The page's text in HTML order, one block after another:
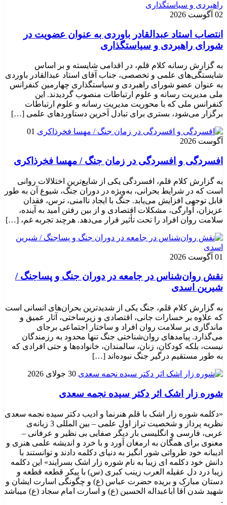
02 آگوست 2026
انتصاب استاد عبدالقادر باوردی به عنوان عضویت در
شورای راهبردی و سیاستگذاری
به گزارش رسانه کلام قلم، در اقدامی شایسته و بر اساس
شایستگی‌های علمی و تخصصی، جناب آقای استاد عبدالقادر باوردی
به عنوان عضو شورای راهبردی و سیاستگذاری چهارمین کنفرانس
ملی مدیریت رسانه و علوم ارتباطات منصوب گردیدند. این
کنفرانس ملی که با محوریت مدیریت رسانه و علوم ارتباطات
برگزار می‌شود، بستری برای تبادل آخرین دستاوردهای علمی […]
01
آگوست 2026
افسردگی و افسردگی در زمان جنگ / مهسا فخرذاکری
به گزارش کلام قلم، افسردگی یکی از شایع‌ترین اختلالات روانی
است که در شرایط بحرانی، به‌ویژه در دوران جنگ، شیوع آن به طور
قابل توجهی افزایش می‌یابد. جنگ با ایجاد ناامنی، ترس، فقدان
عزیزان، آوارگی، مشکلات اقتصادی و از بین رفتن امید به آینده،
سلامت روان افراد را تحت تأثیر قرار می‌دهد. هرچند تجربه غم، […]
01 آگوست 2026
نقش روان‌شناس در جامعه در دوران جنگ و پساجنگ /
شیرین اسدی
به گزارش کلام قلم، جنگ یکی از شدیدترین بحران‌های انسانی است
که علاوه بر خسارات جانی، اقتصادی و زیرساختی، آثار عمیق و
ماندگاری بر سلامت روان افراد و ساختار اجتماعی برجای
می‌گذارد. پیامدهای روان‌شناختی جنگ تنها محدود به رزمندگان
نیست، بلکه کودکان، زنان، سالمندان، خانواده‌ها و حتی افرادی که
به طور مستقیم درگیر جنگ نبوده‌اند […]
30 جولای 2026
شوره زار اشک اثر دکتر سیده نجمه سعدی
«دکلمه شوره زار اشک با قلم هنرنما و ادیب دکتر سیده نجمه سعدی
نظریه پرداز و شخصیت تراز اول علمی – بین المللی 3 زبانه‌ی
عربی، فارسی و انگلیسی بار دیگر صفایی بی نظیر و عرفانی –
معنوی برای همگان به ارمغان آورد و با خرد و اندیشه علمی هنری و
ادیبانه خود طرواتی شور انگیز به دنیای دکلمه دادند و توانستند با
دانش خود دکلمه ای زیبا به نام شوره زار اشک بسرایند» این دکلمه
زیبا درد دل عقیله العرب زینب کبری (س) با پیکر قطعه قطعه و
دستان مبارک و بریده حضرت عباس (ع) و چگونگی اسارت ایشان و
شهید شدن آقا اباعبداله الحسین (ع) و اسارت امام سجاد (ع) میباشد
.